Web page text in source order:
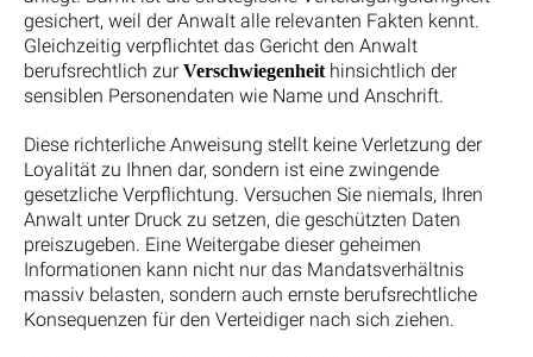
gesichert, weil der Anwalt alle relevanten Fakten kennt.
Gleichzeitig verpflichtet das Gericht den Anwalt
berufsrechtlich zur Verschwiegenheit hinsichtlich der
sensiblen Personendaten wie Name und Anschrift.
Diese richterliche Anweisung stellt keine Verletzung der
Loyalität zu Ihnen dar, sondern ist eine zwingende
gesetzliche Verpflichtung. Versuchen Sie niemals, Ihren
Anwalt unter Druck zu setzen, die geschützten Daten
preiszugeben. Eine Weitergabe dieser geheimen
Informationen kann nicht nur das Mandatsverhältnis
massiv belasten, sondern auch ernste berufsrechtliche
Konsequenzen für den Verteidiger nach sich ziehen.